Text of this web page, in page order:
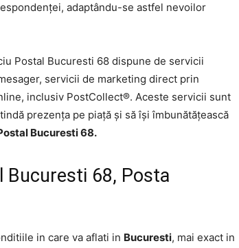
adaptându-se astfel nevoilor
Postal Bucuresti 68 dispune de servicii
servicii de marketing direct prin
inclusiv PostCollect®. Aceste servicii sunt
prezența pe piață și să își îmbunătățească
Bucuresti 68.
Bucuresti 68, Posta
in care va aflati in Bucuresti, mai exact in